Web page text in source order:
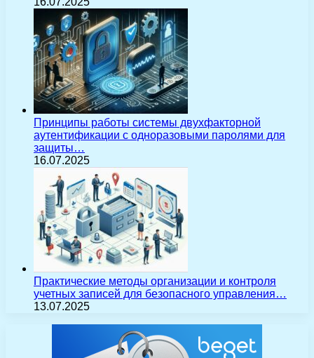
Принципы работы системы двухфакторной
аутентификации с одноразовыми паролями для
защиты…
16.07.2025
Практические методы организации и контроля
учетных записей для безопасного управления…
13.07.2025